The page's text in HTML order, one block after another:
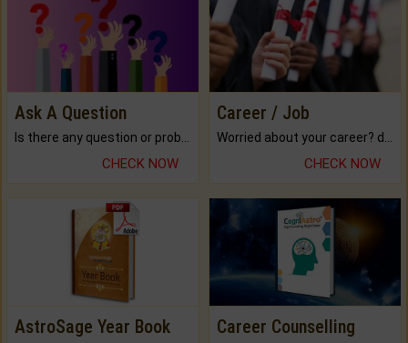
Ask A Question
Is there any question or problem lingering.
CHECK NOW
Career / Job
Worried about your career? don't know what is.
CHECK NOW
AstroSage Year Book Career Counselling